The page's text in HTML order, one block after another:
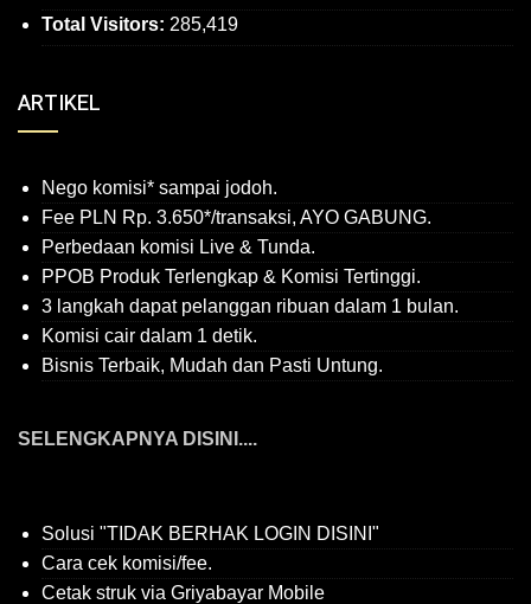
Total Visitors: 285,419
ARTIKEL
Nego komisi* sampai jodoh.
Fee PLN Rp. 3.650*/transaksi, AYO GABUNG.
Perbedaan komisi Live & Tunda.
PPOB Produk Terlengkap & Komisi Tertinggi.
3 langkah dapat pelanggan ribuan dalam 1 bulan.
Komisi cair dalam 1 detik.
Bisnis Terbaik, Mudah dan Pasti Untung.
SELENGKAPNYA DISINI....
Solusi "TIDAK BERHAK LOGIN DISINI"
Cara cek komisi/fee.
Cetak struk via Griyabayar Mobile